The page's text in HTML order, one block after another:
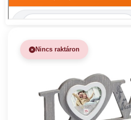
Nincs raktáron